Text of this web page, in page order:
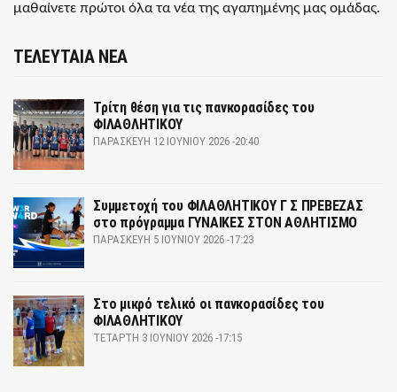
μαθαίνετε πρώτοι όλα τα νέα της αγαπημένης μας ομάδας.
ΤΕΛΕΥΤΑΙΑ ΝΕΑ
Τρίτη θέση για τις πανκορασίδες του
ΦΙΛΑΘΛΗΤΙΚΟΥ
ΠΑΡΑΣΚΕΥΉ 12 ΙΟΥΝΊΟΥ 2026 -20:40
Συμμετοχή του ΦΙΛΑΘΛΗΤΙΚΟΥ Γ Σ ΠΡΕΒΕΖΑΣ
στο πρόγραμμα ΓΥΝΑΙΚΕΣ ΣΤΟΝ ΑΘΛΗΤΙΣΜΟ
ΠΑΡΑΣΚΕΥΉ 5 ΙΟΥΝΊΟΥ 2026 -17:23
Στο μικρό τελικό οι πανκορασίδες του
ΦΙΛΑΘΛΗΤΙΚΟΥ
ΤΕΤΆΡΤΗ 3 ΙΟΥΝΊΟΥ 2026 -17:15